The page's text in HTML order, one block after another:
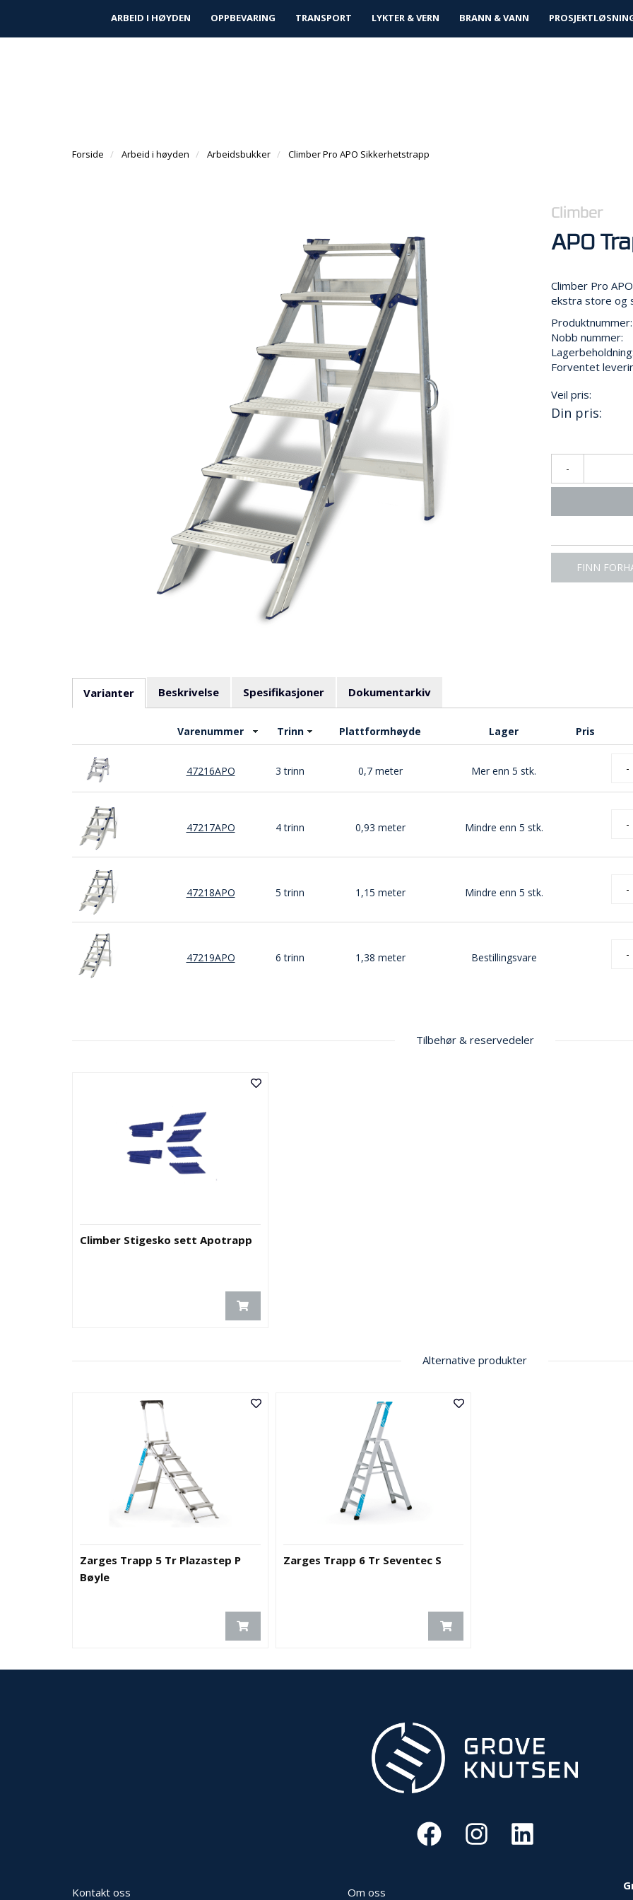
Finn forhandler| Kundeservice| Prosjektløsninger
ARBEID I HØYDEN OPPBEVARING TRANSPORT LYKTER & VERN BRANN & VANN
Forside Arbeid i høyden Arbeidsbukker Climber Pro APO Sikkerhetstrapp
Climber
APO
Climber Pro
ekstra store og
Produktnummer:
Nobb nummer:
Lagerbeholdning:
Forventet
Veil pris:
Din pris:
-
FINN
Varianter Beskrivelse Spesifikasjoner Dokumentarkiv
Varenummer Trinn Plattformhøyde Lager Pris
47216APO 3 trinn 0,7 meter Mer enn 5 stk. -
47217APO 4 trinn 0,93 meter Mindre enn 5 stk. -
47218APO 5 trinn 1,15 meter Mindre enn 5 stk. -
47219APO 6 trinn 1,38 meter Bestillingsvare -
Tilbehør & reservedeler
Climber Stigesko sett Apotrapp
Alternative produkter
Zarges Trapp 5 Tr Plazastep P
Bøyle
Zarges Trapp 6 Tr Seventec S
Kontakt oss Om oss